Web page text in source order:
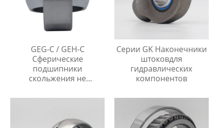
GEG-C / GEH-C
Сферические
подшипники
скольжения не
технического
Серии GK Наконечники
штоковдля
гидравлических
компонентов